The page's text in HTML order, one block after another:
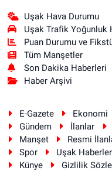
Uşak Hava Durumu
Uşak Trafik Yoğunluk
Puan Durumu ve
Tüm Manşetler
Son Dakika Haberleri
Haber Arşivi
E-Gazete Ekonomi
Gündem
İlanlar
Manşet
Resmi
Spor
Uşak
Künye
Gizlilik